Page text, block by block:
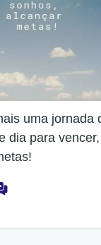
uma jornada
dia para